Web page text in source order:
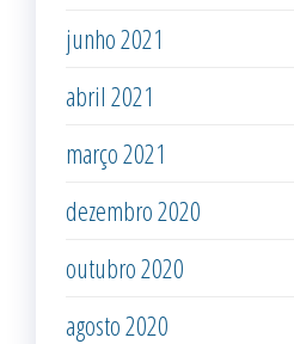
junho 2021
abril 2021
março 2021
dezembro 2020
outubro 2020
agosto 2020